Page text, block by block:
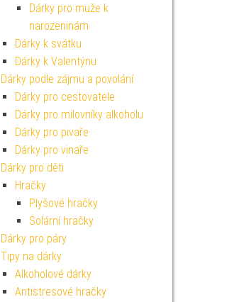
Dárky pro muže k
narozeninám
Dárky k svátku
Dárky k Valentýnu
Dárky podle zájmu a povolání
Dárky pro cestovatele
Dárky pro milovníky alkoholu
Dárky pro pivaře
Dárky pro vinaře
Dárky pro děti
Hračky
Plyšové hračky
Solární hračky
Dárky pro páry
Tipy na dárky
Alkoholové dárky
Antistresové hračky